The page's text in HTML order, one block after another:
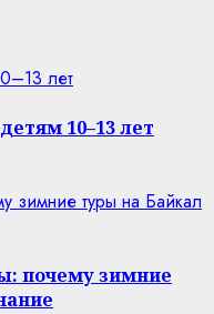
лет
10–13 лет
зимние туры на Байкал
почему зимние